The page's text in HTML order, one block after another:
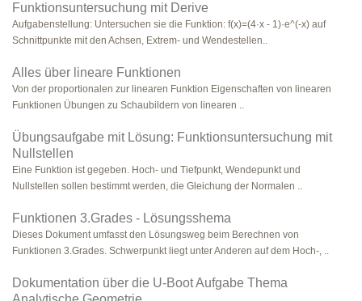
Funktionsuntersuchung mit Derive
Aufgabenstellung: Untersuchen sie die Funktion: f(x)=(4·x - 1)·e^(-x) auf
Schnittpunkte mit den Achsen, Extrem- und Wendestellen..
Alles über lineare Funktionen
Von der proportionalen zur linearen Funktion Eigenschaften von linearen
Funktionen Übungen zu Schaubildern von linearen ..
Übungsaufgabe mit Lösung: Funktionsuntersuchung mit
Nullstellen
Eine Funktion ist gegeben. Hoch- und Tiefpunkt, Wendepunkt und
Nullstellen sollen bestimmt werden, die Gleichung der Normalen ..
Funktionen 3.Grades - Lösungsshema
Dieses Dokument umfasst den Lösungsweg beim Berechnen von
Funktionen 3.Grades. Schwerpunkt liegt unter Anderen auf dem Hoch-, ..
Dokumentation über die U-Boot Aufgabe Thema